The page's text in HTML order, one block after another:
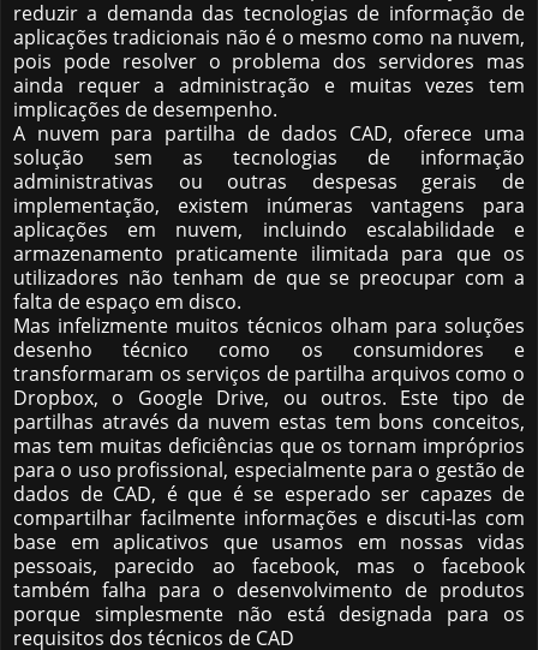
reduzir a demanda das tecnologias de informação de
aplicações tradicionais não é o mesmo como na nuvem,
pois pode resolver o problema dos servidores mas
ainda requer a administração e muitas vezes tem
implicações de desempenho.
A nuvem para partilha de dados CAD, oferece uma
solução sem as tecnologias de informação
administrativas ou outras despesas gerais de
implementação, existem inúmeras vantagens para
aplicações em nuvem, incluindo escalabilidade e
armazenamento praticamente ilimitada para que os
utilizadores não tenham de que se preocupar com a
falta de espaço em disco.
Mas infelizmente muitos técnicos olham para soluções
desenho técnico como os consumidores e
transformaram os serviços de partilha arquivos como o
Dropbox, o Google Drive, ou outros. Este tipo de
partilhas através da nuvem estas tem bons conceitos,
mas tem muitas deficiências que os tornam impróprios
para o uso profissional, especialmente para o gestão de
dados de CAD, é que é se esperado ser capazes de
compartilhar facilmente informações e discuti-las com
base em aplicativos que usamos em nossas vidas
pessoais, parecido ao facebook, mas o facebook
também falha para o desenvolvimento de produtos
porque simplesmente não está designada para os
requisitos dos técnicos de CAD